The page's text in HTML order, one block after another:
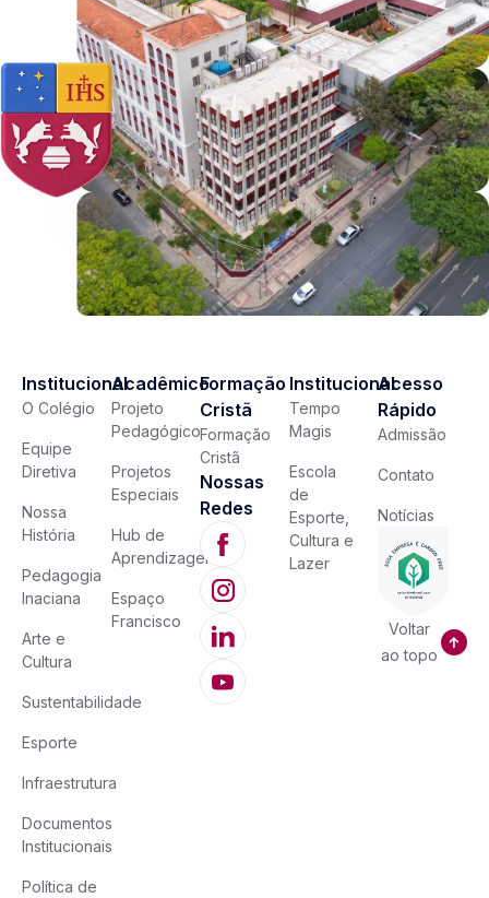
Institucional
O Colégio
Equipe
Diretiva
Nossa
História
Pedagogia
Inaciana
Arte e
Cultura
Sustentabilidade
Esporte
Infraestrutura
Documentos
Institucionais
Política de
Acadêmico
Projeto
Pedagógico
Projetos
Especiais
Hub de
Aprendizagem
Espaço
Francisco
Formação
Cristã
Formação
Cristã
Nossas
Redes
Institucional
Tempo
Magis
Escola
de
Esporte,
Cultura e
Lazer
Acesso
Rápido
Admissão
Contato
Notícias
Voltar
ao topo